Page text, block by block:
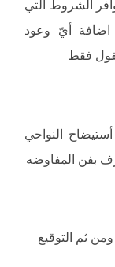
الشروط التي
اضافة أيّ وعود
فقط
النواحي
بفن المفاوضه
ثم التوقيع